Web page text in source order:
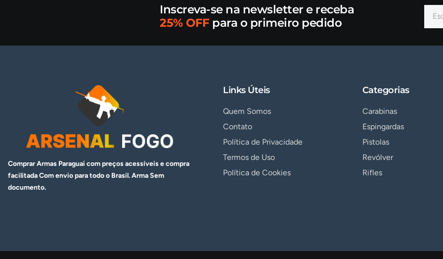
Inscreva-se na newsletter e receba
25% OFF para o primeiro pedido
Comprar Armas Paraguai com preços acessíveis e compra
facilitada Com envio para todo o Brasil. ArmaSem
documento.
Links Úteis
Quem Somos
Contato
Política de Privacidade
Termos de Uso
Política de Cookies
Categorias
Carabinas
Espingardas
Pistolas
Revólver
Rifles